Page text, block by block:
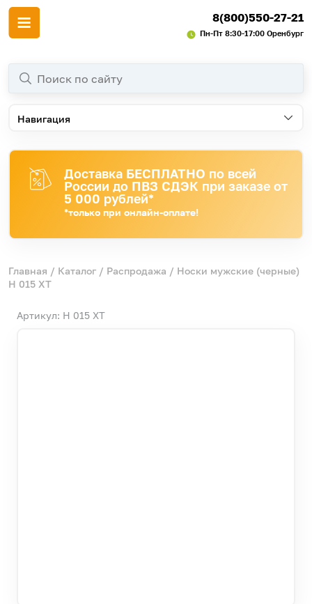
8(800)550-27-21
Пн-Пт 8:30-17:00 Оренбург
Навигация
Доставка БЕСПЛАТНО по всей
России до ПВЗ СДЭК при заказе от
5 000 рублей*
*только при онлайн-оплате!
Главная / Каталог / Распродажа / Носки мужские (черные)
Н 015 ХТ
Артикул: Н 015 ХТ